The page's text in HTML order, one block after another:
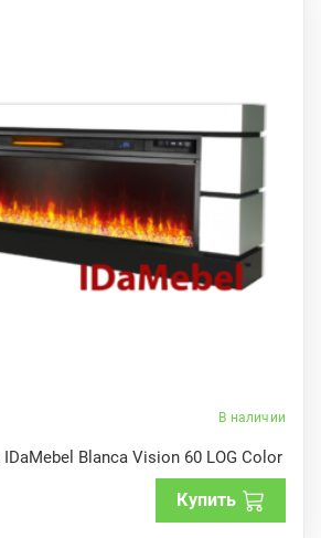
В наличии
Blanca Vision 60 LOG Color
Купить